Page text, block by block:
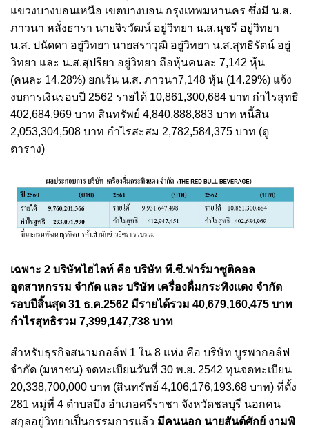
แขวงบางบอนเหนือ เขตบางบอน กรุงเทพมหานคร ซึ่งมี น.ส.
ภาวนา หลั่งธารา นายจิรวัฒน์ อยู่วิทยา น.ส.นุชรี อยู่วิทยา
น.ส. ปนัดดา อยู่วิทยา นายสราวุฒิ อยู่วิทยา น.ส.สุทธิรัตน์ อยู่
วิทยา และ น.ส.สุปรียา อยู่วิทยา ถือหุ้นคนละ 7,142 หุ้น
(คนละ 14.28%) ยกเว้น น.ส. ภาวนา7,148 หุ้น (14.29%) แจ้ง
งบการเงินรอบปี 2562 รายได้ 10,861,300,684 บาท กำไรสุทธิ
402,684,969 บาท สินทรัพย์ 4,840,888,883 บาท หนี้สิน
2,053,304,508 บาท กำไรสะสม 2,782,584,375 บาท (ดู
ตาราง)
เฉพาะ 2 บริษัทไฮไลท์ คือ บริษัท ที.ซี.ฟาร์มาซูติคอล
อุตสาหกรรม จำกัด และ บริษัท เครื่องดื่มกระทิงแดง จำกัด
รอบปีสิ้นสุด 31 ธ.ค.2562 มีรายได้รวม 40,679,160,475 บาท
กำไรสุทธิรวม 7,399,147,738 บาท
สำหรับธุรกิจสนามกอล์ฟ 1 ใน 8 แห่ง คือ บริษัท บูรพากอล์ฟ
จำกัด (มหาชน) จดทะเบียนวันที่ 30 พ.ย. 2542 ทุนจดทะเบียน
20,338,700,000 บาท (สินทรัพย์ 4,106,176,193.68 บาท) ที่ตั้ง
281 หมู่ที่ 4 ตำบลบึง อำเภอศรีราชา จังหวัดชลบุรี นอกคน
สกุลอยู่วิทยาเป็นกรรมการแล้ว มีคนนอก นายสันต์ศักย์ งามพิ